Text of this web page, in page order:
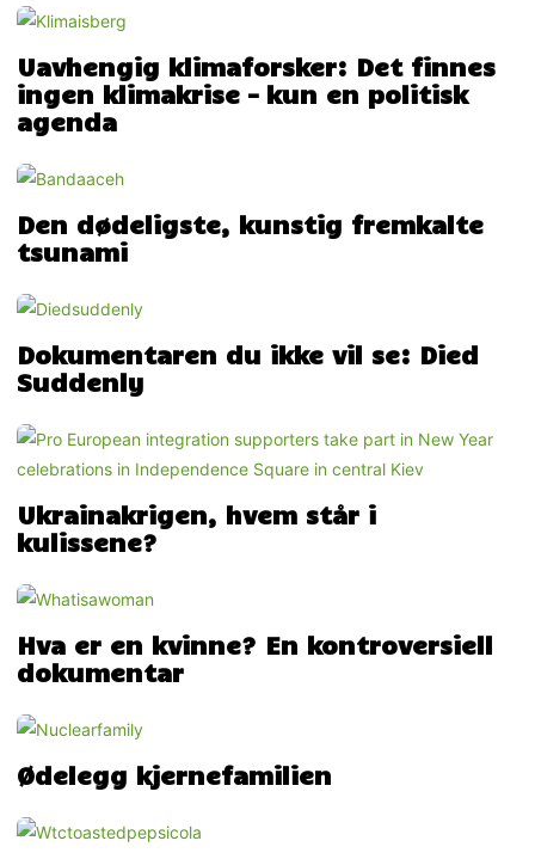
Uavhengig klimaforsker: Det finnes
ingen klimakrise – kun en politisk
agenda
Den dødeligste, kunstig fremkalte
tsunami
Dokumentaren du ikke vil se: Died
Suddenly
Ukrainakrigen, hvem står i
kulissene?
Hva er en kvinne? En kontroversiell
dokumentar
Ødelegg kjernefamilien